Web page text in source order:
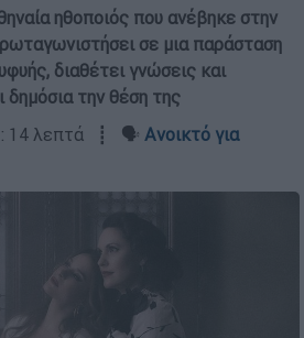
ηθοποιός που ανέβηκε στην
σε μια παράσταση
διαθέτει γνώσεις και
δημόσια την θέση της
14 λεπτά ┋ 🗣️ Ανοικτό για